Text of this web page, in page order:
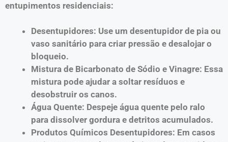
entupimentos residenciais:
Desentupidores: Use um desentupidor de pia ou
vaso sanitário para criar pressão e desalojar o
bloqueio.
Mistura de Bicarbonato de Sódio e Vinagre: Essa
mistura pode ajudar a soltar resíduos e
desobstruir os canos.
Água Quente: Despeje água quente pelo ralo
para dissolver gordura e detritos acumulados.
Produtos Químicos Desentupidores: Em casos